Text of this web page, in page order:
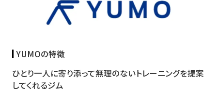
YUMOの特徴
ひとり一人に寄り添って無理のないトレーニングを提案
してくれるジム